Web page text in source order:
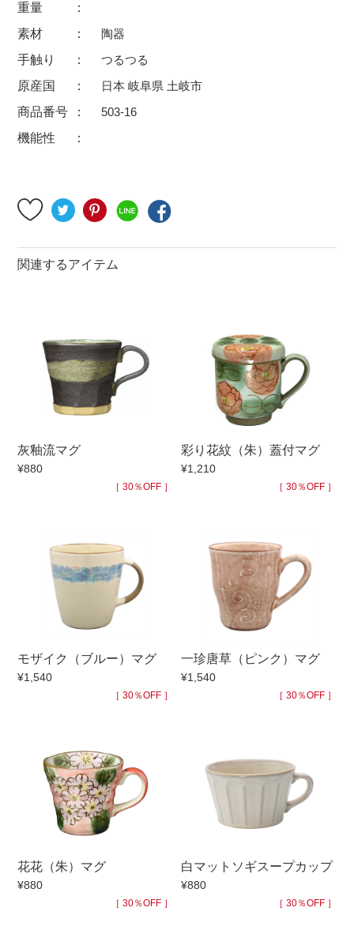
500円未満
500円～
1,500円〜
5,000円～9,999円 5,000円〜
ブランド・窯名・作家名
特集
カラー
機能性
手ざわり
柄
重量
素材
陶器
手触り
つるつる
原産国
日本 岐阜県 土岐市
商品番号
503-16
機能性
関連するアイテム
灰釉流マグ
¥880
［ 30％OFF ］
彩り花紋（朱）蓋付マグ
¥1,210
［ 30％OFF ］
モザイク（ブルー）マグ
¥1,540
［ 30％OFF ］
一珍唐草（ピンク）マグ
¥1,540
［ 30％OFF ］
花花（朱）マグ
¥880
［ 30％OFF ］
白マットソギスープカップ
¥880
［ 30％OFF ］